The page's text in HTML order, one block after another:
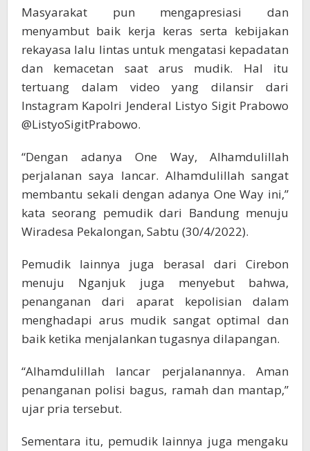
Masyarakat pun mengapresiasi dan
menyambut baik kerja keras serta kebijakan
rekayasa lalu lintas untuk mengatasi kepadatan
dan kemacetan saat arus mudik. Hal itu
tertuang dalam video yang dilansir dari
Instagram Kapolri Jenderal Listyo Sigit Prabowo
@ListyoSigitPrabowo.
“Dengan adanya One Way, Alhamdulillah
perjalanan saya lancar. Alhamdulillah sangat
membantu sekali dengan adanya One Way ini,”
kata seorang pemudik dari Bandung menuju
Wiradesa Pekalongan, Sabtu (30/4/2022).
Pemudik lainnya juga berasal dari Cirebon
menuju Nganjuk juga menyebut bahwa,
penanganan dari aparat kepolisian dalam
menghadapi arus mudik sangat optimal dan
baik ketika menjalankan tugasnya dilapangan.
“Alhamdulillah lancar perjalanannya. Aman
penanganan polisi bagus, ramah dan mantap,”
ujar pria tersebut.
Sementara itu, pemudik lainnya juga mengaku